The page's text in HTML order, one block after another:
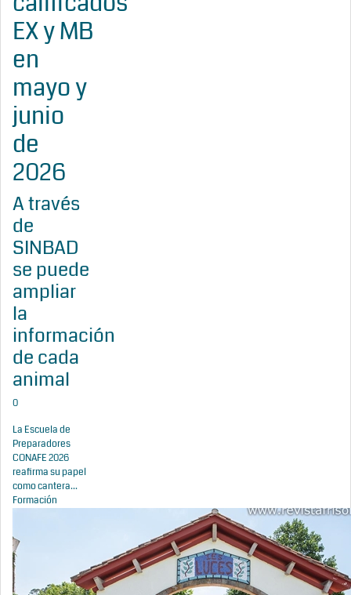
EX y MB
en
mayo y
junio
de
2026
A través
de
SINBAD
se puede
ampliar
la
información
de cada
animal
0
La Escuela de
Preparadores
CONAFE 2026
reafirma su papel
como cantera...
Formación